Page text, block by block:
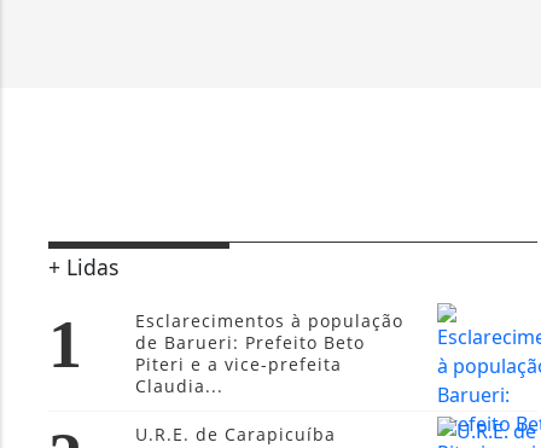
+ Lidas
1
Esclarecimentos à população
de Barueri: Prefeito Beto
Piteri e a vice-prefeita
Claudia...
U.R.E. de Carapicuíba